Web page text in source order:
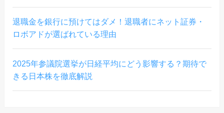
退職金を銀行に預けてはダメ！退職者にネット証券・
ロボアドが選ばれている理由
2025年参議院選挙が日経平均にどう影響する？期待で
きる日本株を徹底解説